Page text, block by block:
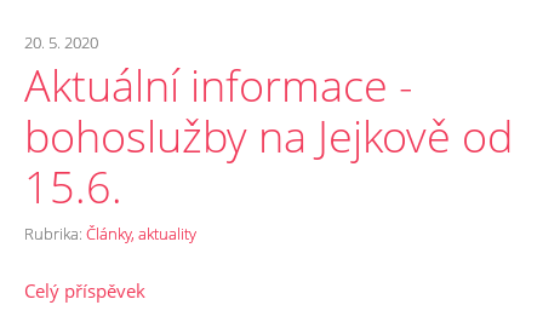
20. 5. 2020
Aktuální informace -
bohoslužby na Jejkově od
15.6.
Rubrika: Články, aktuality
Celý příspěvek